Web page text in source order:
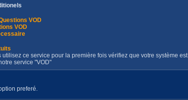
VOD
VOD
utilisez ce service pour la première fois vérifiez que votre système est
service "VOD"
preferé.